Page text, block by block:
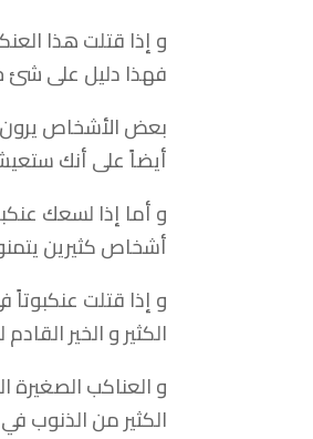
و إذا قتلت هذا
فهذا دليل على شئ
بعض الأشخاص يرون
أيضاً على أنك
و أما إذا لسعك
أشخاص كثيرين
و إذا قتلت
الكثير و الخير
و العناكب الصغيرة
الكثير من الذنوب